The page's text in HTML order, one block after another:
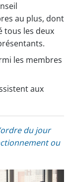
au plus, dont
tous les deux
les membres
aux
du jour
ou